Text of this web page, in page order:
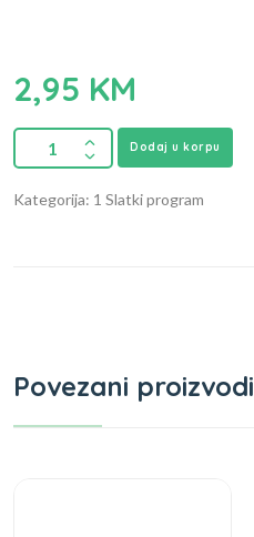
2,95 KM
Dodaj u korpu
Kategorija: 1 Slatki program
Povezani proizvodi